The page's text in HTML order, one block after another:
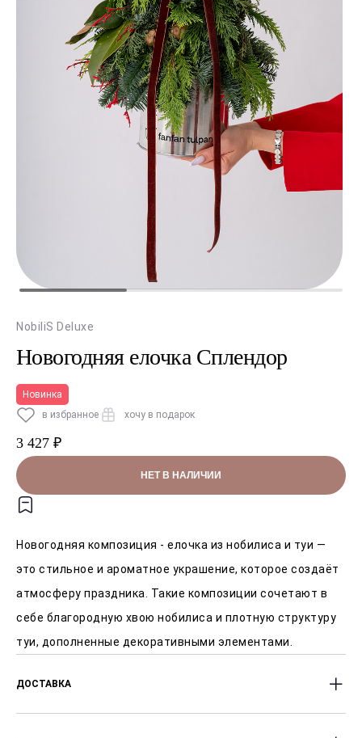
NobiliS Deluxe
Новогодняя елочка Сплендор
Новинка
в избранное
хочу в подарок
3 427 ₽
НЕТ В НАЛИЧИИ
Новогодняя композиция - елочка из нобилиса и туи —
это стильное и ароматное украшение, которое создаёт
атмосферу праздника. Такие композиции сочетают в
себе благородную хвою нобилиса и плотную структуру
туи, дополненные декоративными элементами.
ДОСТАВКА